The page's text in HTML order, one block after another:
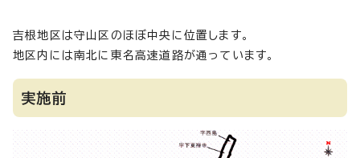
吉根地区は守山区のほぼ中央に位置します。
地区内には南北に東名高速道路が通っています。
実施前